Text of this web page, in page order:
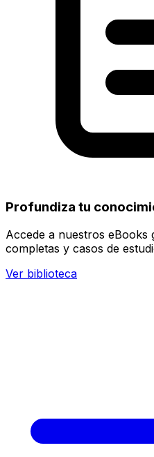
Profundiza tu
Accede a nuestros eBooks
completas y casos de
Ver biblioteca